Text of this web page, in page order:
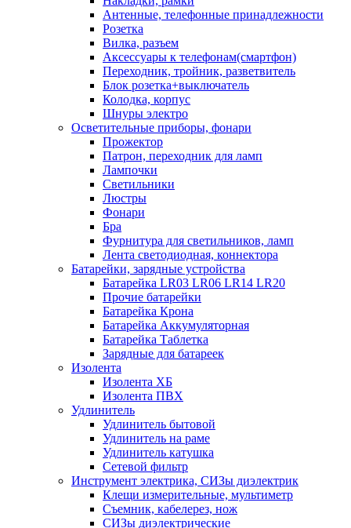
Антенные, телефонные принадлежности
Розетка
Вилка, разъем
Аксессуары к телефонам(смартфон)
Переходник, тройник, разветвитель
Блок розетка+выключатель
Колодка, корпус
Шнуры электро
Осветительные приборы, фонари
Прожектор
Патрон, переходник для ламп
Лампочки
Светильники
Люстры
Фонари
Бра
Фурнитура для светильников, ламп
Лента светодиодная, коннектора
Батарейки, зарядные устройства
Батарейка LR03 LR06 LR14 LR20
Прочие батарейки
Батарейка Крона
Батарейка Аккумуляторная
Батарейка Таблетка
Зарядные для батареек
Изолента
Изолента ХБ
Изолента ПВХ
Удлинитель
Удлинитель бытовой
Удлинитель на раме
Удлинитель катушка
Сетевой фильтр
Инструмент электрика, СИЗы диэлектрик
Клещи измерительные, мультиметр
Съемник, кабелерез, нож
СИЗы диэлектрические